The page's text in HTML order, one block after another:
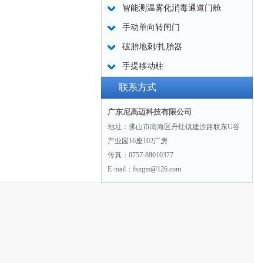
智能测温雾化消毒通道门舱
手动单向转闸门
破胎地刺/扎胎器
手提移动柱
联系方式
广东尼高迈科技有限公司
地址：佛山市南海区丹灶镇建沙路联东U谷
产业园16座102厂房
传真：0757-88010377
E-mail：fsngm@126.com